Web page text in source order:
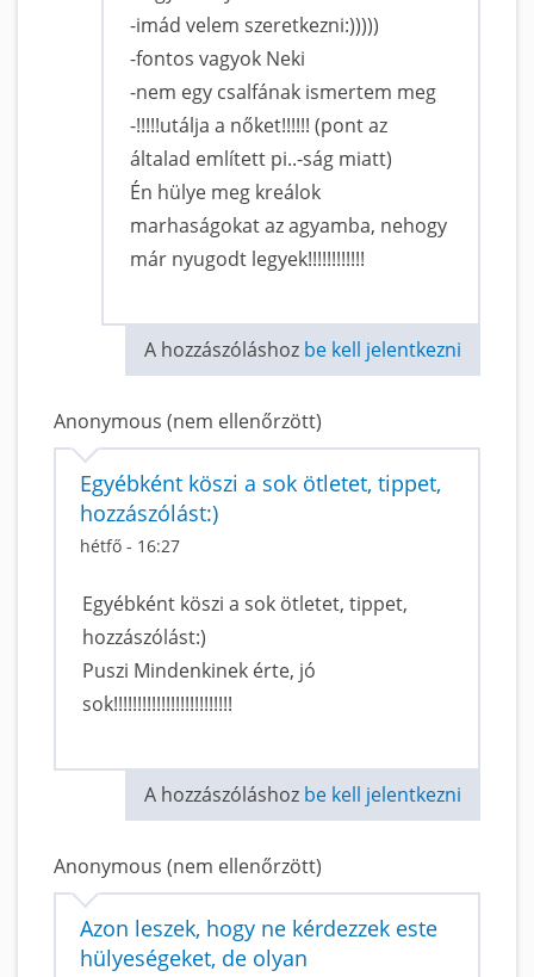
-imád velem szeretkezni:)))))
-fontos vagyok Neki
-nem egy csalfának ismertem meg
-!!!!!utálja a nőket!!!!!! (pont az
általad említett pi..-ság miatt)
Én hülye meg kreálok
marhaságokat az agyamba, nehogy
már nyugodt legyek!!!!!!!!!!!!
A hozzászóláshoz be kell jelentkezni
Anonymous (nem ellenőrzött)
Egyébként köszi a sok ötletet, tippet,
hozzászólást:)
hétfő - 16:27
Egyébként köszi a sok ötletet, tippet,
hozzászólást:)
Puszi Mindenkinek érte, jó
sok!!!!!!!!!!!!!!!!!!!!!!!!!
A hozzászóláshoz be kell jelentkezni
Anonymous (nem ellenőrzött)
Azon leszek, hogy ne kérdezzek este
hülyeségeket, de olyan